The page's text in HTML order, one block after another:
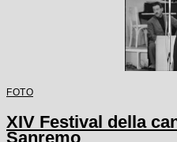
FOTO
XIV Festival della
Sanremo